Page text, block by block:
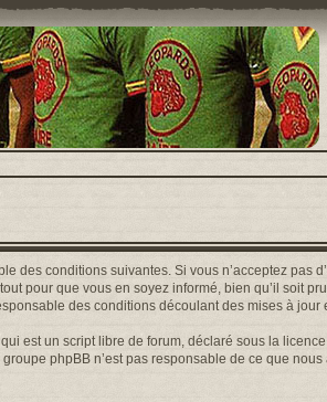
des conditions suivantes. Si vous n’acceptez pas
pour que vous en soyez informé, bien qu’il soit
des conditions découlant des mises à jour
est un script libre de forum, déclaré sous la licence
phpBB n’est pas responsable de ce que